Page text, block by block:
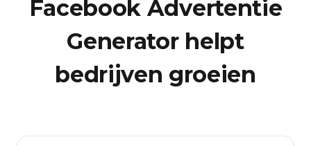
Facebook Advertentie
Generator helpt
bedrijven groeien